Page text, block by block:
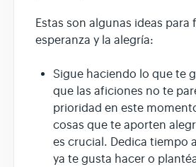
Estas son algunas ideas para
esperanza y la alegría:
Sigue haciendo lo que te
que las aficiones no te
prioridad en este
cosas que te aporten
es crucial. Dedica tiempo
ya te gusta hacer o